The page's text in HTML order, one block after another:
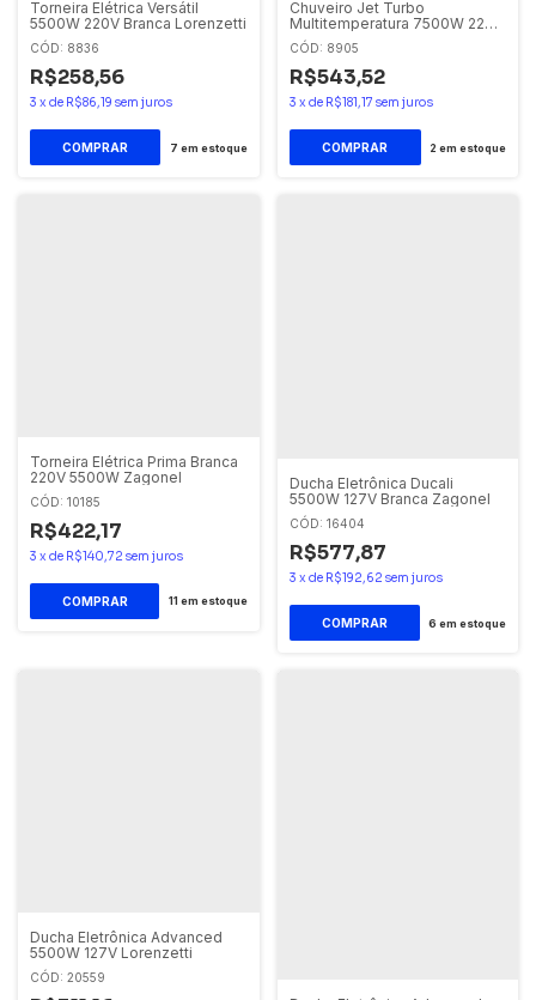
Torneira Elétrica Versátil
5500W 220V Branca Lorenzetti
CÓD: 8836
R$258,56
3 x de R$86,19 sem juros
7 em estoque
Chuveiro Jet Turbo
Multitemperatura 7500W 220V
Lorenzetti
CÓD: 8905
R$543,52
3 x de R$181,17 sem juros
2 em estoque
Torneira Elétrica Prima Branca
220V 5500W Zagonel
CÓD: 10185
R$422,17
3 x de R$140,72 sem juros
11 em estoque
Ducha Eletrônica Ducali
5500W 127V Branca Zagonel
CÓD: 16404
R$577,87
3 x de R$192,62 sem juros
6 em estoque
Ducha Eletrônica Advanced
5500W 127V Lorenzetti
CÓD: 20559